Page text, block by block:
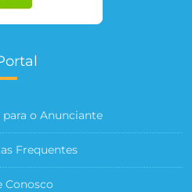
o Anunciante
Frequentes
Conosco